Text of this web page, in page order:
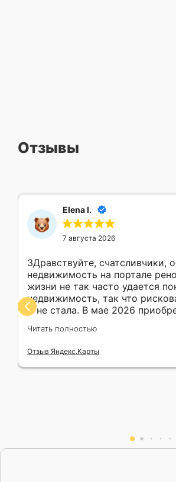
Отзывы
Elena I.
7 августа 2026
ЗДравствуйте, счатсливчики,
недвижимость на портале
жизни не так часто удается
недвижимость, так что
Я не стала. В мае 2026
в работе с ресурсами,
сопровождение, поддержку
помог с выбором объекта.
профессионализм,
успехов вам в финансовой и
хороших клиентов. Всех благ!
Читать полностью
Отзыв Яндекс.Карты